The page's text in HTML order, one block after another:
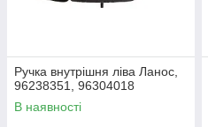
Ручка внутрішня ліва Ланос,
96238351, 96304018
В наявності